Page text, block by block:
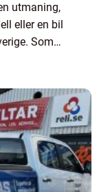
utmaning,
eller en bil
Som